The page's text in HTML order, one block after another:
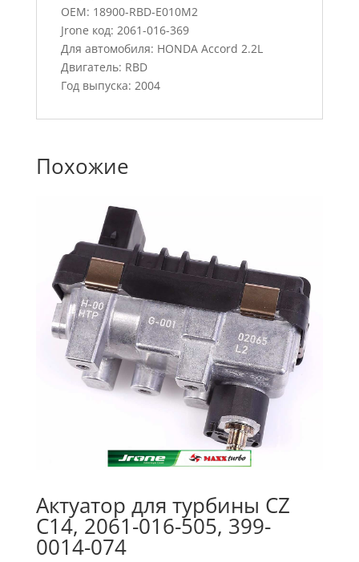
OEM: 18900-RBD-E010M2
Jrone код: 2061-016-369
Для автомобиля: HONDA Accord 2.2L
Двигатель: RBD
Год выпуска: 2004
Похожие
Актуатор для турбины CZ
C14, 2061-016-505, 399-
0014-074